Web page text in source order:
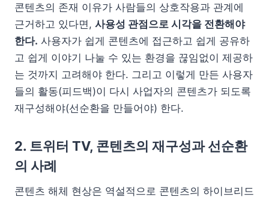
콘텐츠의 존재 이유가 사람들의 상호작용과 관계에
근거하고 있다면, 사용성 관점으로 시각을 전환해야
한다. 사용자가 쉽게 콘텐츠에 접근하고 쉽게 공유하
고 쉽게 이야기 나눌 수 있는 환경을 끊임없이 제공하
는 것까지 고려해야 한다. 그리고 이렇게 만든 사용자
들의 활동(피드백)이 다시 사업자의 콘텐츠가 되도록
재구성해야(선순환을 만들어야) 한다.
2. 트위터 TV, 콘텐츠의 재구성과 선순환
의 사례
콘텐츠 해체 현상은 역설적으로 콘텐츠의 하이브리드